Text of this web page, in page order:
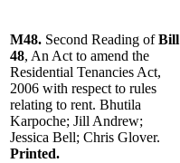
M48. Second Reading ofBill
48, An Act to amend the
Residential Tenancies Act,
2006 with respect to rules
relating to rent. Bhutila
Karpoche; Jill Andrew;
Jessica Bell; Chris Glover.
Printed.